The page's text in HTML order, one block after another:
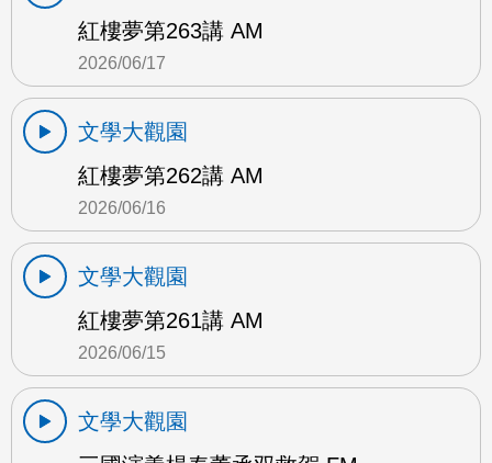
紅樓夢第263講 AM
2026/06/17
文學大觀園
紅樓夢第262講 AM
2026/06/16
文學大觀園
紅樓夢第261講 AM
2026/06/15
文學大觀園